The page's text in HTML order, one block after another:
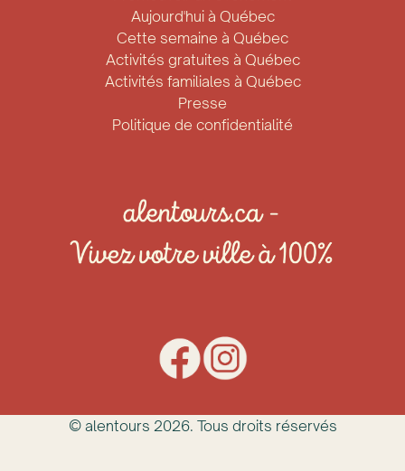
Aujourd'hui à Québec
Cette semaine à Québec
Activités gratuites à Québec
Activités familiales à Québec
Presse
Politique de confidentialité
© alentours 2026. Tous droits réservés